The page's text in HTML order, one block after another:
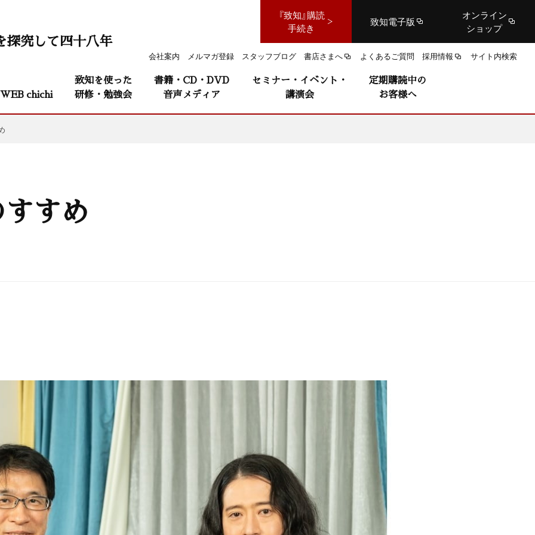
『致知』購読
手続き
致知電子版
オンライン
ショップ
会社案内 メルマガ登録 スタッフブログ 書店さまへ よくあるご質問 採用情報 サイト内検索
探究して四十八年
WEB chichi
致知を使った
研修・勉強会
書籍・CD・DVD
音声メディア
セミナー・イベント・
講演会
定期購読中の
お客様へ
すめ